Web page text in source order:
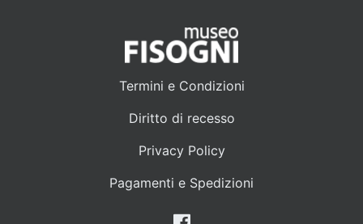
Termini e Condizioni
Diritto di recesso
Privacy Policy
Pagamenti e Spedizioni